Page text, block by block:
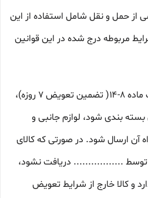
از حمل و نقل شامل استفاده از این
مربوطه درج شده در این قوانین
۱۶-۸– برای استفاده از خدمات ماده ۸-۱۴( تضمین تعویض ۷ روزه)،
بسته ‌بندی شود، لوازم جانبی و
آن ارسال شود. در صورتی که کالای
توسط ................. دریافت نشود،
و کالا خارج از شرایط تعویض